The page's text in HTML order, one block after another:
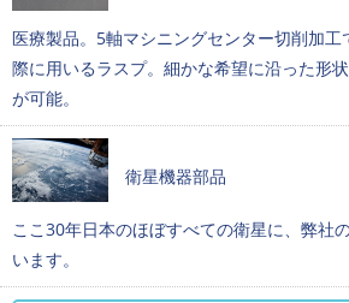
医療製品。5軸マシニングセンター切削加
際に用いるラスプ。細かな希望に沿った形
が可能。
衛星機器部品
ここ30年日本のほぼすべての衛星に、弊社
います。